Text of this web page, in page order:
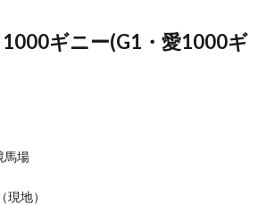
ギニー(G1・愛1000ギ
馬場
地）